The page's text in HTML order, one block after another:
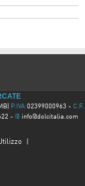
P.IVA 02399000963 - C.F.
- @ info@dolcitalia.com